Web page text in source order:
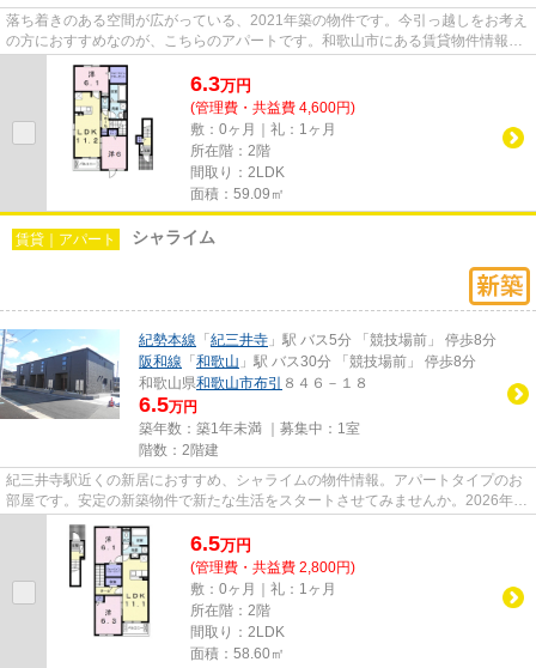
落ち着きのある空間が広がっている、2021年築の物件です。今引っ越しをお考え
の方におすすめなのが、こちらのアパートです。和歌山市にある賃貸物件情報の
ことなら、お気軽に当社にお...
6.3万円
(管理費・共益費 4,600円)
敷：0ヶ月｜礼：1ヶ月
所在階：2階
間取り：2LDK
面積：59.09㎡
賃貸｜アパート シャライム
紀勢本線 「 紀三井寺 」駅 バス5分 「競技場前」 停歩8分
阪和線 「 和歌山 」駅 バス30分 「競技場前」 停歩8分
和歌山県和歌山市布引 ８４６－１８
6.5万円
築年数：築1年未満 ｜募集中： 1室
階数：2階建
紀三井寺駅近くの新居におすすめ、シャライムの物件情報。アパートタイプのお
部屋です。安定の新築物件で新たな生活をスタートさせてみませんか。2026年築
の物件となっており、きれい...
6.5万円
(管理費・共益費 2,800円)
敷：0ヶ月｜礼：1ヶ月
所在階：2階
間取り：2LDK
面積：58.60㎡